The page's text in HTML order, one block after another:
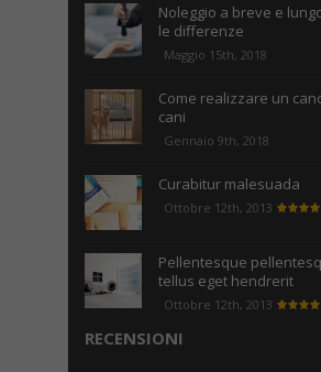
Noleggio a breve e
le differenze
Maggio 15th, 2018
Come realizzare un
cani
Gennaio 9th, 2018
Curabitur malesuada
Ottobre 12th, 2013
Pellentesque
tellus eget hendrerit
Ottobre 12th, 2013
RECENSIONI